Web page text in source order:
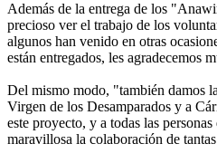
Además de la entrega de los
precioso ver el trabajo de los
algunos han venido en otras
están entregados, les agradecemos
Del mismo modo, "también damos
Virgen de los Desamparados y a
este proyecto, y a todas las
maravillosa la colaboración de